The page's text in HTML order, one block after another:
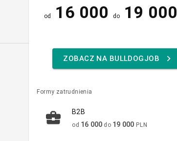
od 16 000 do 19 000
ZOBACZ NA BULLDOGJOB
Formy zatrudnienia
B2B
od 16 000 do 19 000 PLN